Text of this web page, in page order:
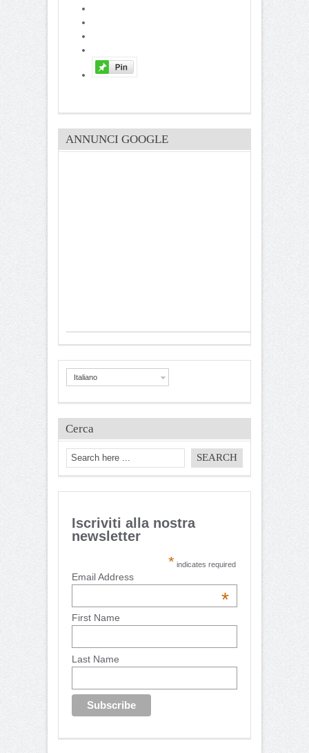
ANNUNCI GOOGLE
Italiano
Cerca
Iscriviti alla nostra
newsletter
* indicates required
Email Address
*
First Name
Last Name